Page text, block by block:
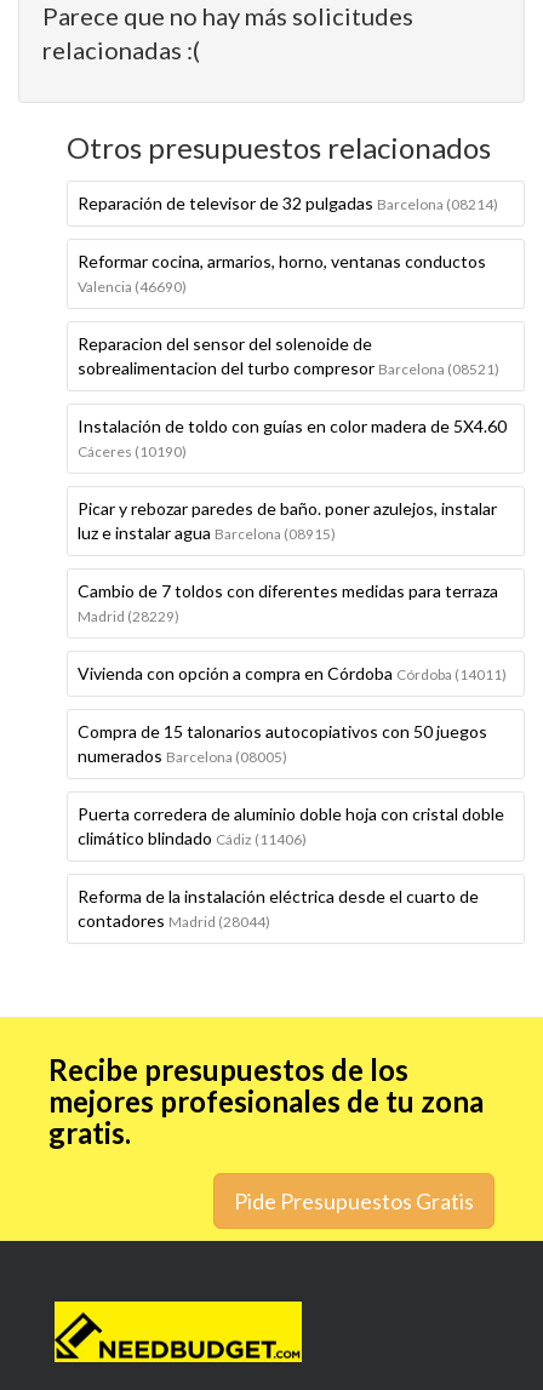
Parece que no hay más solicitudes
relacionadas :(
Otros presupuestos relacionados
Reparación de televisor de 32 pulgadas Barcelona (08214)
Reformar cocina, armarios, horno, ventanas conductos
Valencia (46690)
Reparacion del sensor del solenoide de
sobrealimentacion del turbo compresor Barcelona (08521)
Instalación de toldo con guías en color madera de 5X4.60
Cáceres (10190)
Picar y rebozar paredes de baño. poner azulejos, instalar
luz e instalar agua Barcelona (08915)
Cambio de 7 toldos con diferentes medidas para terraza
Madrid (28229)
Vivienda con opción a compra en Córdoba Córdoba (14011)
Compra de 15 talonarios autocopiativos con 50 juegos
numerados Barcelona (08005)
Puerta corredera de aluminio doble hoja con cristal doble
climático blindado Cádiz (11406)
Reforma de la instalación eléctrica desde el cuarto de
contadores Madrid (28044)
Recibe presupuestos de los
mejores profesionales de tu zona
gratis.
Pide Presupuestos Gratis